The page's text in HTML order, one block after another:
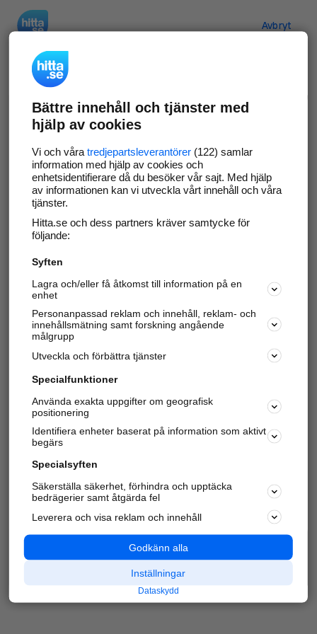
Avbryt
Verifiera ditt företag
Gör som 69 552företag
företagssida på hitta.se och syns bättre mot
kunder i ditt närområde. Helt kostnadsfritt.
Uppdatera din företagsinformation
Svara på och hantera dina omdömen
Har du redan verifierat ditt företag? Logga in
Varje vecka besöker du och4 miljoner
andra
härliga användare oss för att hitta rätt lokal
information om företag, privatpersoner och
platser.
Bättre innehåll och tjänster med
hjälp av cookies
Vi och våra tredjepartsleverantörer(122) samlar
information med hjälp av cookies och
enhetsidentifierare då du besöker vår sajt. Med hjälp
av informationen kan vi utveckla vårt innehåll och våra
tjänster.
Hitta.se och dess partners kräver samtycke för
följande:
Syften
Lagra och/eller få åtkomst till information på en
enhet
Personanpassad reklam och innehåll, reklam- och
innehållsmätning samt forskning angående
målgrupp
Utveckla och förbättra tjänster
Specialfunktioner
Använda exakta uppgifter om geografisk
positionering
Identifiera enheter baserat på information som aktivt
begärs
Specialsyften
Säkerställa säkerhet, förhindra och upptäcka
bedrägerier samt åtgärda fel
Leverera och visa reklam och innehåll
Godkänn alla
Inställningar
Dataskydd